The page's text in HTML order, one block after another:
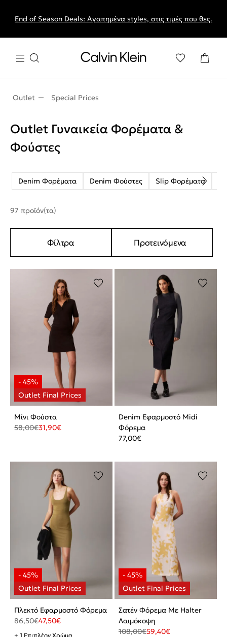
End of Season Deals: Αγαπημένα styles, στις τιμές που θες.
Outlet Special Prices
Outlet Γυναικεία Φορέματα &
Φούστες
Denim Φορέματα Denim Φούστες Slip Φορέματα
97 προϊόν(τα)
Φίλτρα Προτεινόμενα
Μίνι Φούστα
58,00€31,90€
Denim Εφαρμοστό Midi
Φόρεμα
77,00€
Πλεκτό Εφαρμοστό Φόρεμα
86,50€47,50€
+ 1 Επιπλέον Χρώμα
Σατέν Φόρεμα Με Halter
Λαιμόκοψη
108,00€59,40€